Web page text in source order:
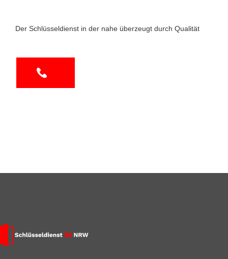
Der Schlüsseldienst in der nahe überzeugt durch Qualität